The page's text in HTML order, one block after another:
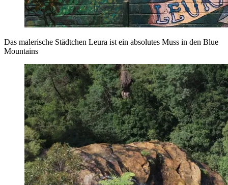
Das malerische Städtchen Leura ist ein absolutes Muss in den Blue
Mountains